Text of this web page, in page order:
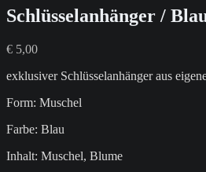
Schlüsselanhänger /
€ 5,00
exklusiver Schlüsselanhänger aus
Form: Muschel
Farbe: Blau
Inhalt: Muschel, Blume